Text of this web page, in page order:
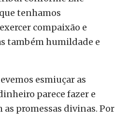
tenhamos
compaixão e
também humildade e
esmiuçar as
parece fazer e
promessas divinas. Por